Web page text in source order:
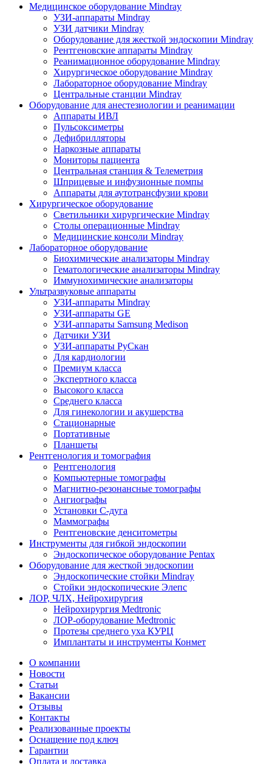
Медицинское оборудование Mindray
УЗИ-аппараты Mindray
УЗИ датчики Mindray
Оборудование для жесткой эндоскопии Mindray
Рентгеновские аппараты Mindray
Реанимационное оборудование Mindray
Хирургическое оборудование Mindray
Лабораторное оборудование Mindray
Центральные станции Mindray
Оборудование для анестезиологии и реанимации
Аппараты ИВЛ
Пульсоксиметры
Дефибрилляторы
Наркозные аппараты
Мониторы пациента
Центральная станция & Телеметрия
Шприцевые и инфузионные помпы
Аппараты для аутотрансфузии крови
Хирургическое оборудование
Светильники хирургические Mindray
Столы операционные Mindray
Медицинские консоли Mindray
Лабораторное оборудование
Биохимические анализаторы Mindray
Гематологические анализаторы Mindray
Иммунохимические анализаторы
Ультразвуковые аппараты
УЗИ-аппараты Mindray
УЗИ-аппараты GE
УЗИ-аппараты Samsung Medison
Датчики УЗИ
УЗИ-аппараты РуСкан
Для кардиологии
Премиум класса
Экспертного класса
Высокого класса
Среднего класса
Для гинекологии и акушерства
Стационарные
Портативные
Планшеты
Рентгенология и томография
Рентгенология
Компьютерные томографы
Магнитно-резонансные томографы
Ангиографы
Установки С-дуга
Маммографы
Рентгеновские денситометры
Инструменты для гибкой эндоскопии
Эндоскопическое оборудование Pentax
Оборудование для жесткой эндоскопии
Эндоскопические стойки Mindray
Стойки эндоскопические Элепс
ЛОР, ЧЛХ, Нейрохирургия
Нейрохирургия Medtronic
ЛОР-оборудование Medtronic
Протезы среднего уха КУРЦ
Имплантаты и инструменты Конмет
О компании
Новости
Статьи
Вакансии
Отзывы
Контакты
Реализованные проекты
Оснащение под ключ
Гарантии
Оплата и доставка